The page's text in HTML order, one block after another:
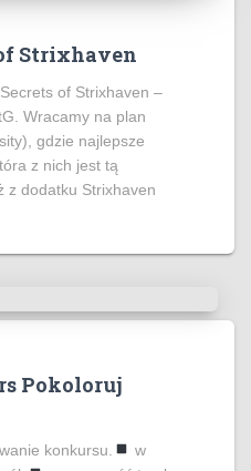
Strixhaven
of Strixhaven –
Wracamy na plan
gdzie najlepsze
z nich jest tą
z dodatku Strixhaven
Pokoloruj
konkursu.
w